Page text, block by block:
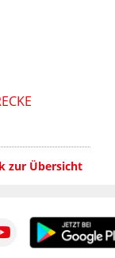
zur Übersicht